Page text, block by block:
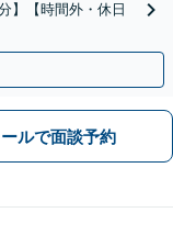
】【時間外・休日
ールで面談予約